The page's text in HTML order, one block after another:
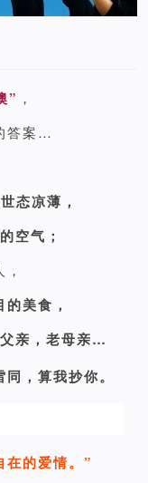
” ，
答案…
态凉薄，
空气；
美食，
亲，老母亲…
同，算我抄你。
在的爱情。”